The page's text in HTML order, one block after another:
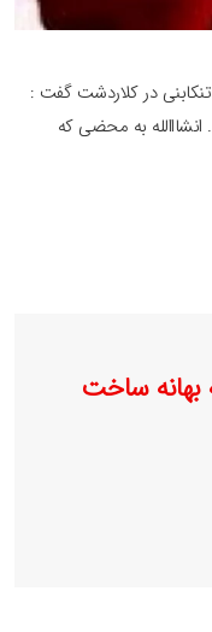
در کلاردشت گفت :
به محضی که
بهانه ساخت